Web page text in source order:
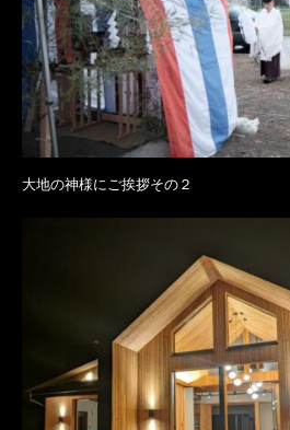
大地の神様にご挨拶その２